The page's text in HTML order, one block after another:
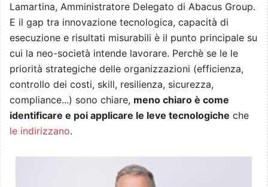
Lamartina, Amministratore Delegato di Abacus Group.
E il gap tra innovazione tecnologica, capacità di
esecuzione e risultati misurabili è il punto principale su
cui la neo-società intende lavorare. Perchè se le le
priorità strategiche delle organizzazioni (efficienza,
controllo dei costi, skill, resilienza, sicurezza,
compliance...) sono chiare, meno chiaro è come
identificare e poi applicare le leve tecnologiche che
le indirizzano.